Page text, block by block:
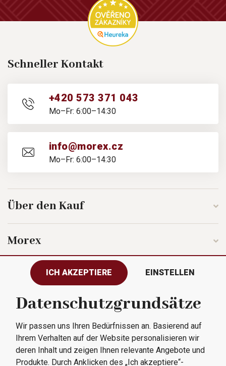
Schneller Kontakt
+420 573 371 043
Mo–Fr: 6:00–14:30
info@morex.cz
Mo–Fr: 6:00–14:30
Über den Kauf
Morex
Folgen Sie uns
Alle Rechte vorbehalten © 2023
Morex, spol. s r.o.
ICH AKZEPTIERE EINSTELLEN
Datenschutzgrundsätze
Wir passen uns Ihren Bedürfnissen an. Basierend auf
Ihrem Verhalten auf der Website personalisieren wir
deren Inhalt und zeigen Ihnen relevante Angebote und
Produkte. Durch Anklicken des „Ich akzeptiere“-